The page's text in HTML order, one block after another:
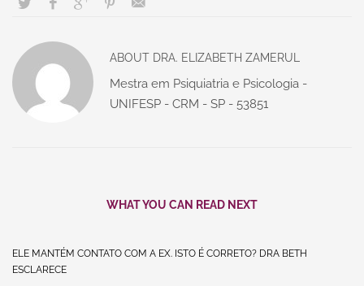
ABOUT DRA. ELIZABETH ZAMERUL
Mestra em Psiquiatria e Psicologia -
UNIFESP - CRM - SP - 53851
WHAT YOU CAN READ NEXT
ELE MANTÉM CONTATO COM A EX. ISTO É CORRETO? DRA BETH
ESCLARECE